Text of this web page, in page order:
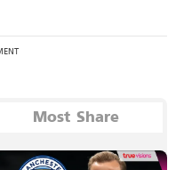
Most Share